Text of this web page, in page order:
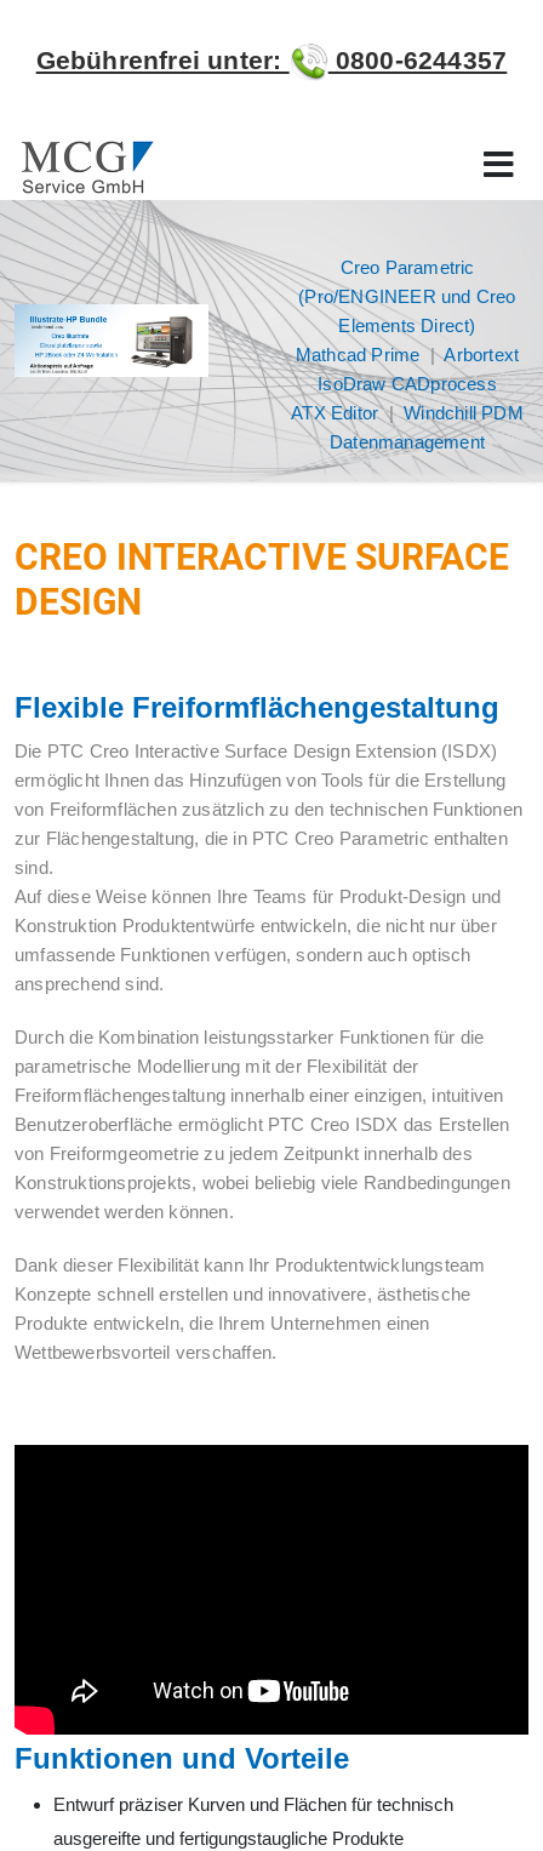
Gebührenfrei unter: 0800-6244357
Creo Parametric
(Pro/ENGINEER und Creo
Elements Direct)
Mathcad Prime |Arbortext
IsoDraw CADprocess
ATX Editor|Windchill PDM
Datenmanagement
CREO INTERACTIVE SURFACE
DESIGN
Flexible Freiformflächengestaltung
Die PTC Creo Interactive Surface Design Extension (ISDX)
ermöglicht Ihnen das Hinzufügen von Tools für die Erstellung
von Freiformflächen zusätzlich zu den technischen Funktionen
zur Flächengestaltung, die in PTC Creo Parametric enthalten
sind.
Auf diese Weise können Ihre Teams für Produkt-Design und
Konstruktion Produktentwürfe entwickeln, die nicht nur über
umfassende Funktionen verfügen, sondern auch optisch
ansprechend sind.
Durch die Kombination leistungsstarker Funktionen für die
parametrische Modellierung mit der Flexibilität der
Freiformflächengestaltung innerhalb einer einzigen, intuitiven
Benutzeroberfläche ermöglicht PTC Creo ISDX das Erstellen
von Freiformgeometrie zu jedem Zeitpunkt innerhalb des
Konstruktionsprojekts, wobei beliebig viele Randbedingungen
verwendet werden können.
Dank dieser Flexibilität kann Ihr Produktentwicklungsteam
Konzepte schnell erstellen und innovativere, ästhetische
Produkte entwickeln, die Ihrem Unternehmen einen
Wettbewerbsvorteil verschaffen.
Funktionen und Vorteile
Entwurf präziser Kurven und Flächen für technisch
ausgereifte und fertigungstaugliche Produkte